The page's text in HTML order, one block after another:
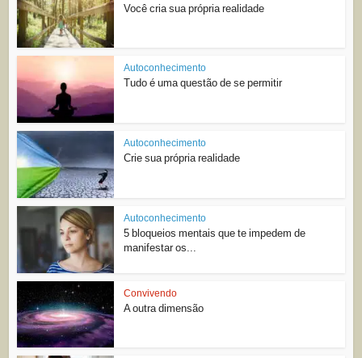
Você cria sua própria realidade
Autoconhecimento
Tudo é uma questão de se permitir
Autoconhecimento
Crie sua própria realidade
Autoconhecimento
5 bloqueios mentais que te impedem de
manifestar os...
Convivendo
A outra dimensão